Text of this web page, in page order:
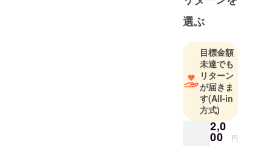
リューショ
ン、2024)
選ぶ
目標金額
未達でも
リターン
が届きま
す(All-in
方式)
2,0
00 円